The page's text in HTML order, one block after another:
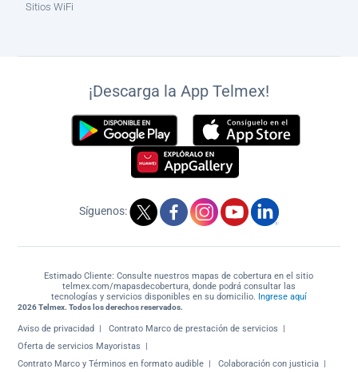
Sitios WiFi
¡Descarga la App Telmex!
Síguenos:
Estimado Cliente: Consulte nuestros mapas de cobertura en el sitio
telmex.com/mapasdecobertura, donde podrá consultar las
tecnologías y servicios disponibles en su domicilio. Ingrese aquí
2026 Telmex. Todos los derechos reservados.
Aviso de privacidad
Contrato Marco de prestación de servicios
Oferta de servicios Mayoristas
Contrato Marco y Términos en formato audible
Colaboración con justicia